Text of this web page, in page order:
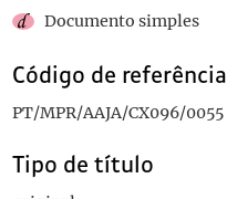
Documento simples
Código de referência
PT/MPR/AAJA/CX096/0055
Tipo de título